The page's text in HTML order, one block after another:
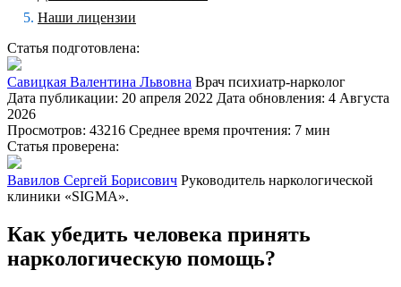
Наши лицензии
Статья подготовлена:
Савицкая Валентина Львовна Врач психиатр-нарколог
Дата публикации: 20 апреля 2022 Дата обновления: 4 Августа
2026
Просмотров: 43216 Среднее время прочтения: 7 мин
Статья проверена:
Вавилов Сергей Борисович Руководитель наркологической
клиники «SIGMA».
Как убедить человека принять
наркологическую помощь?